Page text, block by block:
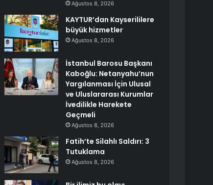
Ağustos 8, 2026
KAYTUR’dan Kayserililere
büyük hizmetler
Ağustos 8, 2026
İstanbul Barosu Başkanı
Kaboğlu: Netanyahu’nun
Yargılanması İçin Ulusal
ve Uluslararası Kurumlar
İvedilikle Harekete
Geçmeli
Ağustos 8, 2026
Fatih’te Silahlı Saldırı: 3
Tutuklama
Ağustos 8, 2026